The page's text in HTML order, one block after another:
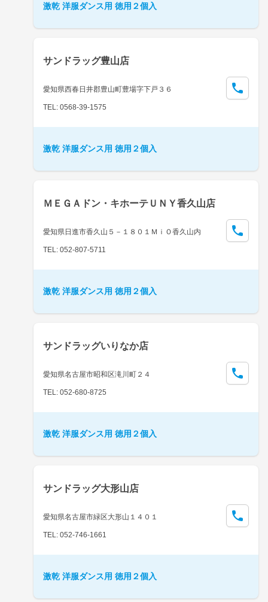
激乾 洋服ダンス用 徳用２個入
サンドラッグ豊山店
愛知県西春日井郡豊山町豊場字下戸３６
TEL: 0568-39-1575
激乾 洋服ダンス用 徳用２個入
ＭＥＧＡドン・キホーテＵＮＹ香久山店
愛知県日進市香久山５－１８０１ＭｉＯ香久山内
TEL: 052-807-5711
激乾 洋服ダンス用 徳用２個入
サンドラッグいりなか店
愛知県名古屋市昭和区滝川町２４
TEL: 052-680-8725
激乾 洋服ダンス用 徳用２個入
サンドラッグ大形山店
愛知県名古屋市緑区大形山１４０１
TEL: 052-746-1661
激乾 洋服ダンス用 徳用２個入